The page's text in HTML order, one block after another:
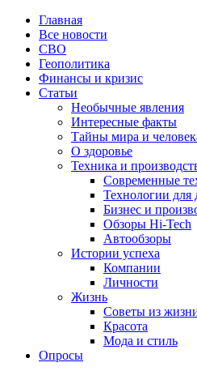
Главная
Все новости
СВО
Геополитика
Финансы и кризис
Статьи
Необычные явления
Интересные факты
Тайны мира и
О здоровье
Техника и
Современные
Технологии для
Бизнес и
Обзоры Hi-Tech
Автообзоры
Истории успеха
Компании
Личности
Жизнь
Советы из
Красота
Мода и стиль
Опросы